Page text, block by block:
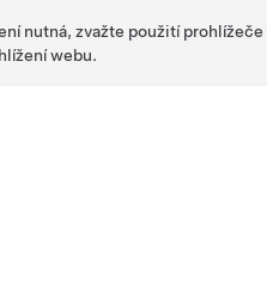
nutná, zvažte použití prohlížeče
webu.